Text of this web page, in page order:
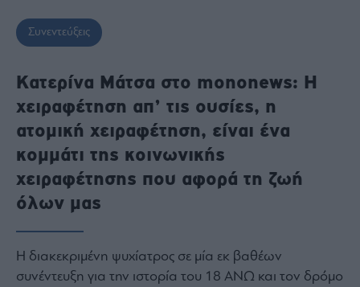
Ναυτιλία
Ενέργεια
Πολιτική
Πολιτισμός
Κοινωνία
Law
Bloomberg
Financial
Times
Συνεντεύξεις
Κατερίνα Μάτσα στο mononews: H
χειραφέτηση απ’ τις ουσίες, η
ατομική χειραφέτηση, είναι ένα
κομμάτι της κοινωνικής
χειραφέτησης που αφορά τη ζωή
όλων μας
Η διακεκριμένη ψυχίατρος σε μία εκ βαθέων
συνέντευξη για την ιστορία του 18 ΑΝΩ και τον δρόμο